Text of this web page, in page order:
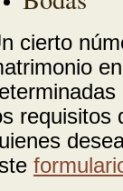
cierto
requisitos